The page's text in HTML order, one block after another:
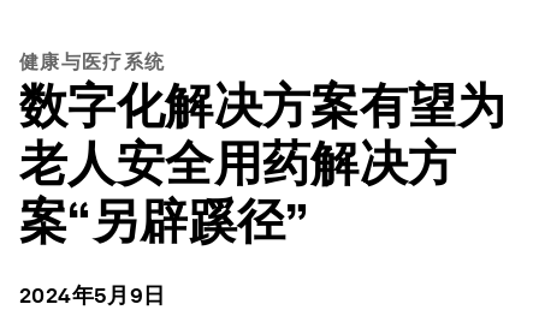
健康与医疗系统
数字化解决方案有望为
老人安全用药解决方
案“另辟蹊径”
2024年5月9日